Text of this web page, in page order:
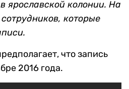
ярославской колонии. На
которые
что запись
2016 года.